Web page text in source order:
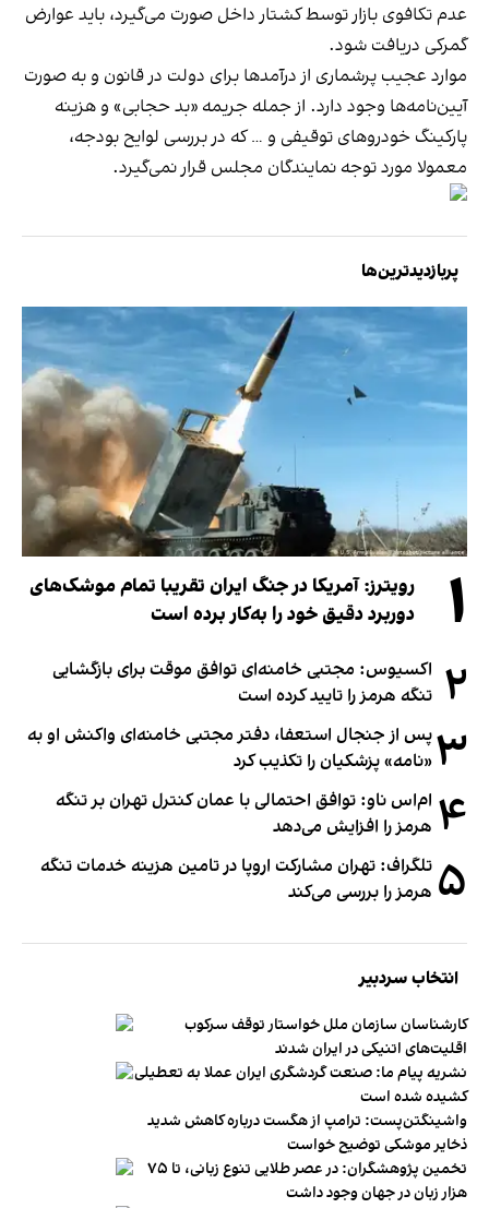
عدم تکافوی بازار توسط کشتار داخل صورت می‌گیرد، باید عوارض
گمرکی دریافت شود.
موارد عجیب پرشماری از درآمدها برای دولت در قانون و به صورت
آیین‌نامه‌ها وجود دارد. از جمله جریمه «بد حجابی» و هزینه
پارکینگ خودروهای توقیفی و … که در بررسی لوایح بودجه،
معمولا مورد توجه نمایندگان مجلس قرار نمی‌گیرد.
پربازدیدترین‌ها
۱
رویترز: آمریکا در جنگ ایران تقریبا تمام موشک‌های
دوربرد دقیق خود را به‌کار برده است
۲ اکسیوس: مجتبی خامنه‌ای توافق موقت برای بازگشایی
تنگه هرمز را تایید کرده است
۳پس از جنجال استعفا، دفتر مجتبی خامنه‌ای واکنش او به
«نامه» پزشکیان را تکذیب کرد
۴ ام‌اس ناو: توافق احتمالی با عمان کنترل تهران بر تنگه
هرمز را افزایش می‌دهد
۵ تلگراف: تهران مشارکت اروپا در تامین هزینه خدمات تنگه
هرمز را بررسی می‌کند
انتخاب سردبیر
کارشناسان سازمان ملل خواستار توقف سرکوب
اقلیت‌های اتنیکی در ایران شدند
نشریه پیام ما: صنعت گردشگری ایران عملا به تعطیلی
کشیده شده است
واشینگتن‌پست: ترامپ از هگست درباره کاهش شدید
ذخایر موشکی توضیح خواست
تخمین پژوهشگران: در عصر طلایی تنوع زبانی، تا ۷۵
هزار زبان در جهان وجود داشت